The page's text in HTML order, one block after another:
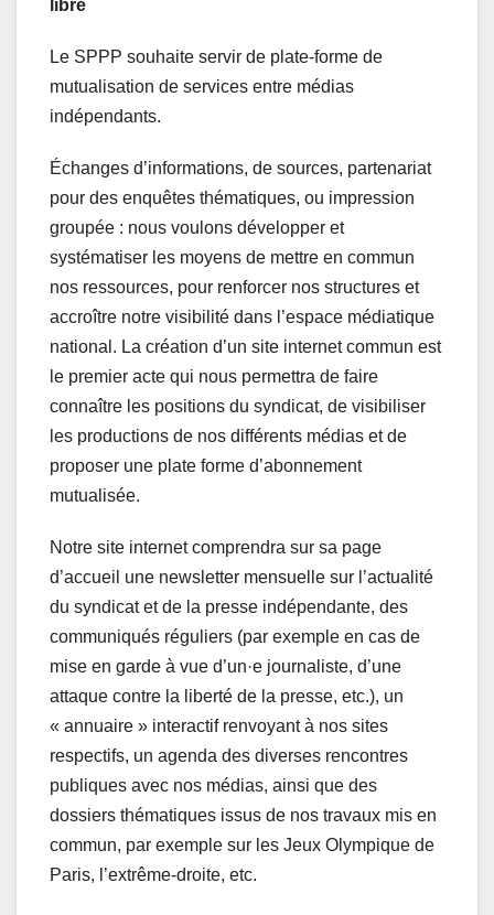
libre
Le SPPP souhaite servir de plate-forme de
mutualisation de services entre médias
indépendants.
Échanges d’informations, de sources, partenariat
pour des enquêtes thématiques, ou impression
groupée : nous voulons développer et
systématiser les moyens de mettre en commun
nos ressources, pour renforcer nos structures et
accroître notre visibilité dans l’espace médiatique
national. La création d’un site internet commun est
le premier acte qui nous permettra de faire
connaître les positions du syndicat, de visibiliser
les productions de nos différents médias et de
proposer une plate forme d’abonnement
mutualisée.
Notre site internet comprendra sur sa page
d’accueil une newsletter mensuelle sur l’actualité
du syndicat et de la presse indépendante, des
communiqués réguliers (par exemple en cas de
mise en garde à vue d’un·e journaliste, d’une
attaque contre la liberté de la presse, etc.), un
« annuaire » interactif renvoyant à nos sites
respectifs, un agenda des diverses rencontres
publiques avec nos médias, ainsi que des
dossiers thématiques issus de nos travaux mis en
commun, par exemple sur les Jeux Olympique de
Paris, l’extrême-droite, etc.